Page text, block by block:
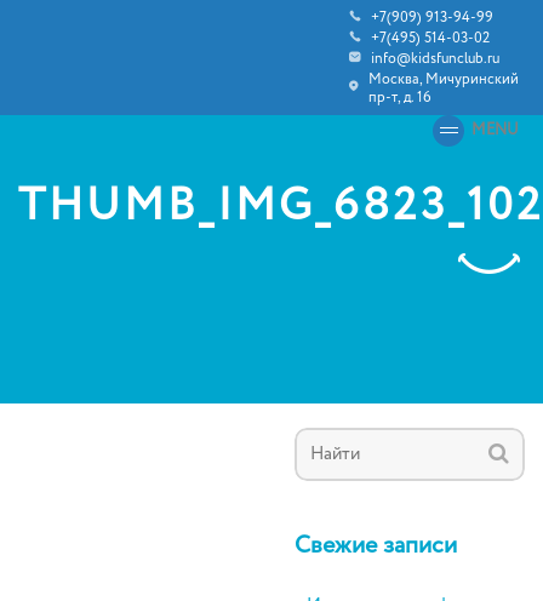
+7(909) 913-94-99
+7(495) 514-03-02
info@kidsfunclub.ru
Москва, Мичуринский
пр-т, д. 16
MENU
Свежие записи